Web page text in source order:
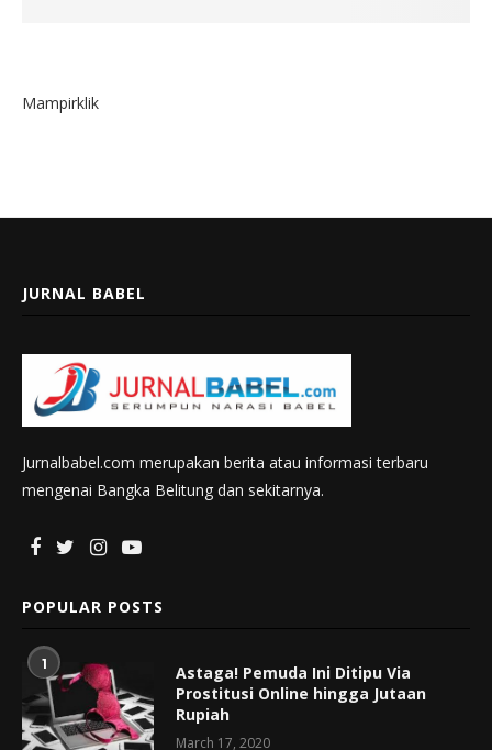
Mampirklik
JURNAL BABEL
Jurnalbabel.com merupakan berita atau informasi terbaru
mengenai Bangka Belitung dan sekitarnya.
POPULAR POSTS
1
Astaga! Pemuda Ini Ditipu Via
Prostitusi Online hingga Jutaan
Rupiah
March 17, 2020